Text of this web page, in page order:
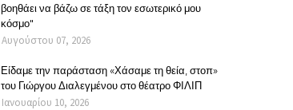
βοηθάει να βάζω σε τάξη τον εσωτερικό μου
κόσμο"
Αυγούστου 07, 2026
Είδαμε την παράσταση «Χάσαμε τη θεία, στοπ»
του Γιώργου Διαλεγμένου στο θέατρο ΦΙΛΙΠ
Ιανουαρίου 10, 2026